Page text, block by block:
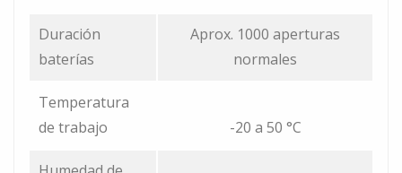
Duración
baterías
Aprox. 1000 aperturas
normales
Temperatura
de trabajo
-20 a 50 °C